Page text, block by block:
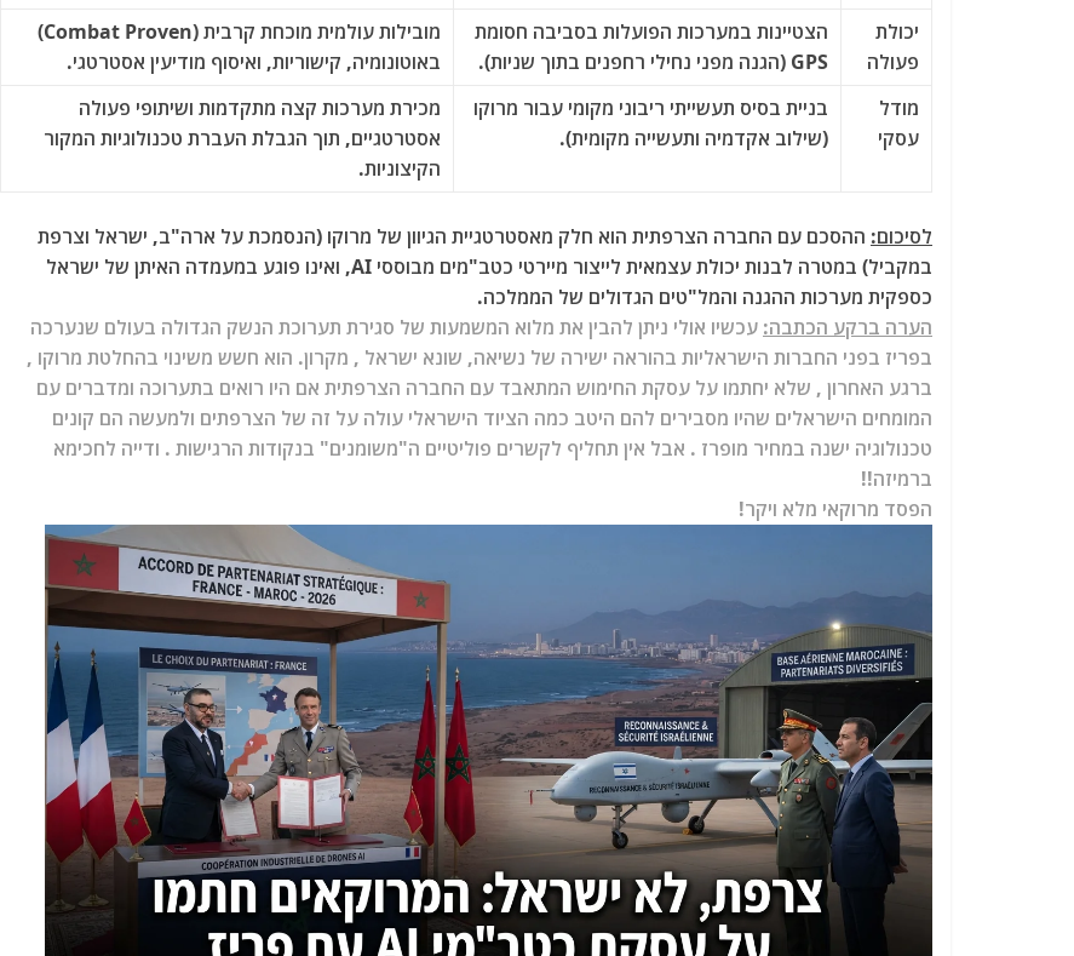
יכולת
פעולה
הצטיינות במערכות הפועלות בסביבה חסומת
GPS (הגנה מפני נחילי רחפנים בתוך שניות).
מובילות עולמית מוכחת קרבית (Combat Proven)
באוטונומיה, קישוריות, ואיסוף מודיעין אסטרטגי.
מודל
עסקי
בניית בסיס תעשייתי ריבוני מקומי עבור מרוקו
(שילוב אקדמיה ותעשייה מקומית).
מכירת מערכות קצה מתקדמות ושיתופי פעולה
אסטרטגיים, תוך הגבלת העברת טכנולוגיות המקור
הקיצוניות.
לסיכום: ההסכם עם החברה הצרפתית הוא חלק מאסטרטגיית הגיוון של מרוקו (הנסמכת על ארה"ב, ישראל וצרפת
במקביל) במטרה לבנות יכולת עצמאית לייצור מיירטי כטב"מים מבוססי AI, ואינו פוגע במעמדה האיתן של ישראל
כספקית מערכות ההגנה והמל"טים הגדולים של הממלכה.
הערה ברקע הכתבה: עכשיו אולי ניתן להבין את מלוא המשמעות של סגירת תערוכת הנשק הגדולה בעולם שנערכה
בפריז בפני החברות הישראליות בהוראה ישירה של נשיאה, שונא ישראל , מקרון. הוא חשש משינוי בהחלטת מרוקו ,
ברגע האחרון , שלא יחתמו על עסקת החימוש המתאבד עם החברה הצרפתית אם היו רואים בתערוכה ומדברים עם
המומחים הישראלים שהיו מסבירים להם היטב כמה הציוד הישראלי עולה על זה של הצרפתים ולמעשה הם קונים
טכנולוגיה ישנה במחיר מופרז . אבל אין תחליף לקשרים פוליטיים ה"משומנים" בנקודות הרגישות . ודייה לחכימא
ברמיזה!!
הפסד מרוקאי מלא ויקר!